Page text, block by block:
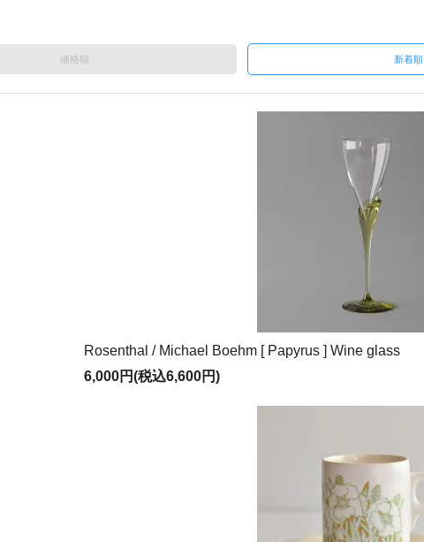
価格順 新着順
Rosenthal / Michael Boehm [ Papyrus ] Wine glass
6,000円(税込6,600円)